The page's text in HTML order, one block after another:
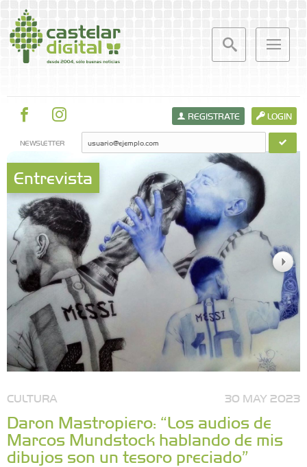
LOGIN
REGISTRATE
NEWSLETTER
Entrevista
CULTURA 30 MAY 2023
Daron Mastropiero: “Los audios de
Marcos Mundstock hablando de mis
dibujos son un tesoro preciado”